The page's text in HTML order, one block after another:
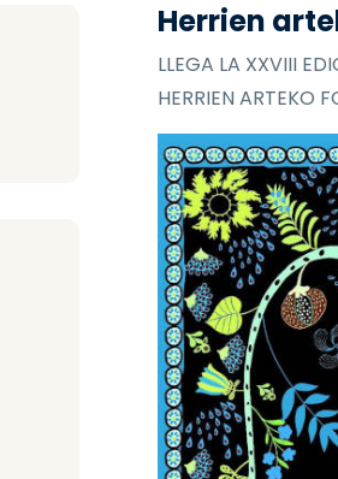
Herrien
LLEGA LA XXVIII
HERRIEN ARTEKO